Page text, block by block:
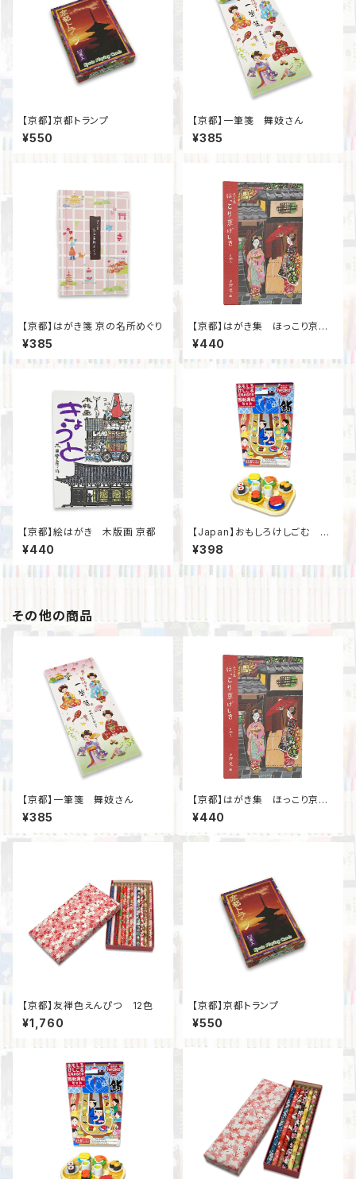
【京都】京都トランプ
¥550
【京都】一筆箋 舞妓さん
¥385
【京都】はがき箋 京の名所めぐり
¥385
【京都】はがき集 ほっこり京げ
しき
¥440
【京都】絵はがき 木版画 京都
¥440
【Japan】おもしろけしごむ 回
転寿司
¥398
その他の商品
【京都】一筆箋 舞妓さん
¥385
【京都】はがき集 ほっこり京げ
しき
¥440
【京都】友禅色えんぴつ 12色
¥1,760
【京都】京都トランプ
¥550